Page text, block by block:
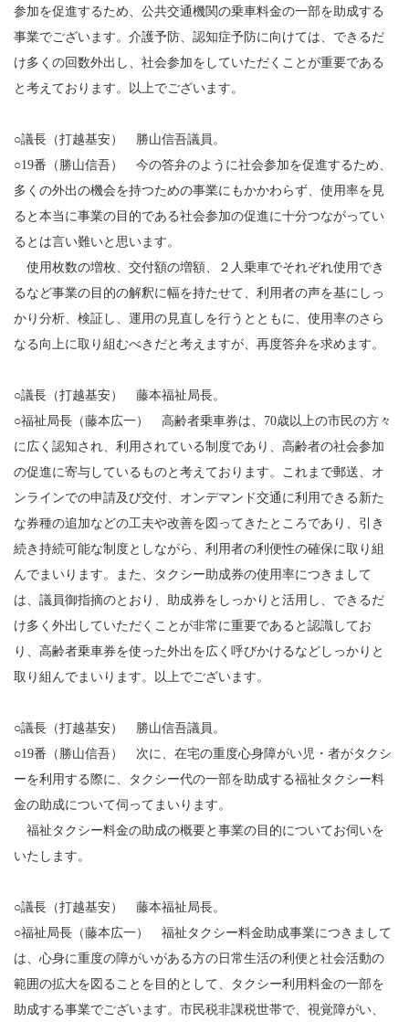
参加を促進するため、公共交通機関の乗車料金の一部を助成する
事業でございます。介護予防、認知症予防に向けては、できるだ
け多くの回数外出し、社会参加をしていただくことが重要である
と考えております。以上でございます。
○議長（打越基安） 勝山信吾議員。
○19番（勝山信吾） 今の答弁のように社会参加を促進するため、
多くの外出の機会を持つための事業にもかかわらず、使用率を見
ると本当に事業の目的である社会参加の促進に十分つながってい
るとは言い難いと思います。
使用枚数の増枚、交付額の増額、２人乗車でそれぞれ使用でき
るなど事業の目的の解釈に幅を持たせて、利用者の声を基にしっ
かり分析、検証し、運用の見直しを行うとともに、使用率のさら
なる向上に取り組むべきだと考えますが、再度答弁を求めます。
○議長（打越基安） 藤本福祉局長。
○福祉局長（藤本広一） 高齢者乗車券は、70歳以上の市民の方々
に広く認知され、利用されている制度であり、高齢者の社会参加
の促進に寄与しているものと考えております。これまで郵送、オ
ンラインでの申請及び交付、オンデマンド交通に利用できる新た
な券種の追加などの工夫や改善を図ってきたところであり、引き
続き持続可能な制度としながら、利用者の利便性の確保に取り組
んでまいります。また、タクシー助成券の使用率につきまして
は、議員御指摘のとおり、助成券をしっかりと活用し、できるだ
け多く外出していただくことが非常に重要であると認識してお
り、高齢者乗車券を使った外出を広く呼びかけるなどしっかりと
取り組んでまいります。以上でございます。
○議長（打越基安） 勝山信吾議員。
○19番（勝山信吾） 次に、在宅の重度心身障がい児・者がタクシ
ーを利用する際に、タクシー代の一部を助成する福祉タクシー料
金の助成について伺ってまいります。
福祉タクシー料金の助成の概要と事業の目的についてお伺いを
いたします。
○議長（打越基安） 藤本福祉局長。
○福祉局長（藤本広一） 福祉タクシー料金助成事業につきまして
は、心身に重度の障がいがある方の日常生活の利便と社会活動の
範囲の拡大を図ることを目的として、タクシー利用料金の一部を
助成する事業でございます。市民税非課税世帯で、視覚障がい、